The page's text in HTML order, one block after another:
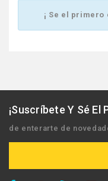
¡ Se el
¡Suscríbete Y Sé El
de enterarte de